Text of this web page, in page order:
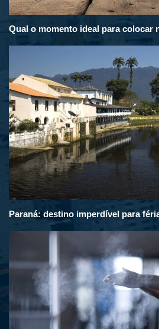
Qual o momento ideal para colocar
Paraná: destino imperdível para